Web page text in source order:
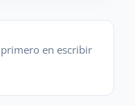
primero en escribir